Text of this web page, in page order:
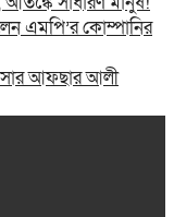
এমপি’র কোম্পানির
আফছার আলী